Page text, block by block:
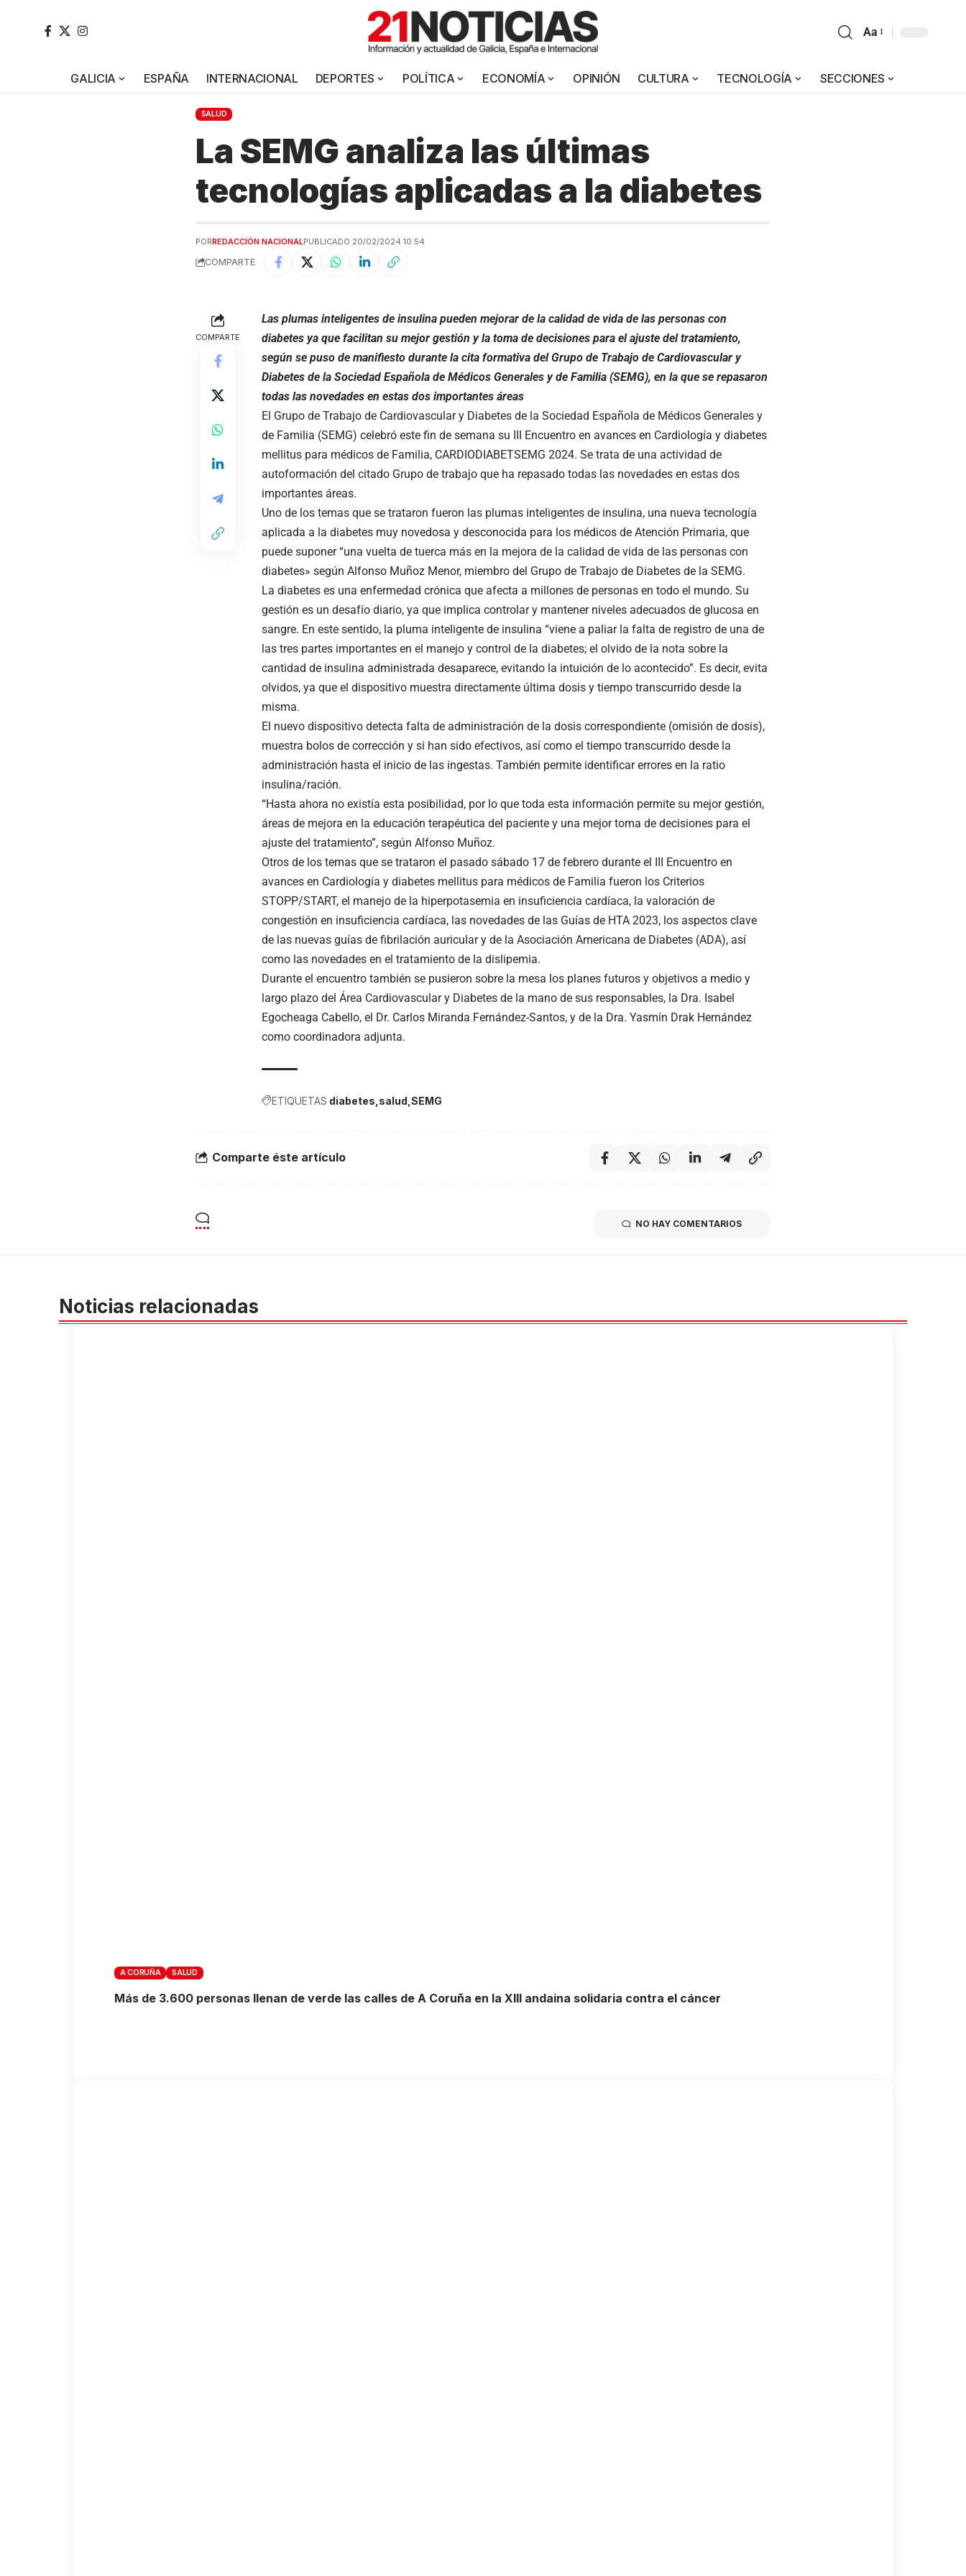
Aa
GALICIA ESPAÑA INTERNACIONAL DEPORTES POLÍTICA ECONOMÍA OPINIÓN CULTURA TECNOLOGÍA SECCIONES
SALUD
La SEMG analiza las últimas
tecnologías aplicadas a la diabetes
PORREDACCIÓN NACIONALPUBLICADO 20/02/2024 10:54
COMPARTE
COMPARTE
Las plumas inteligentes de insulina pueden mejorar de la calidad de vida de las personas con
diabetes ya que facilitan su mejor gestión y la toma de decisiones para el ajuste del tratamiento,
según se puso de manifiesto durante la cita formativa del Grupo de Trabajo de Cardiovascular y
Diabetes de la Sociedad Española de Médicos Generales y de Familia (SEMG), en la que se repasaron
todas las novedades en estas dos importantes áreas
El Grupo de Trabajo de Cardiovascular y Diabetes de la Sociedad Española de Médicos Generales y
de Familia (SEMG) celebró este fin de semana su III Encuentro en avances en Cardiología y diabetes
mellitus para médicos de Familia, CARDIODIABETSEMG 2024. Se trata de una actividad de
autoformación del citado Grupo de trabajo que ha repasado todas las novedades en estas dos
importantes áreas.
Uno de los temas que se trataron fueron las plumas inteligentes de insulina, una nueva tecnología
aplicada a la diabetes muy novedosa y desconocida para los médicos de Atención Primaria, que
puede suponer “una vuelta de tuerca más en la mejora de la calidad de vida de las personas con
diabetes» según Alfonso Muñoz Menor, miembro del Grupo de Trabajo de Diabetes de la SEMG.
La diabetes es una enfermedad crónica que afecta a millones de personas en todo el mundo. Su
gestión es un desafío diario, ya que implica controlar y mantener niveles adecuados de glucosa en
sangre. En este sentido, la pluma inteligente de insulina “viene a paliar la falta de registro de una de
las tres partes importantes en el manejo y control de la diabetes; el olvido de la nota sobre la
cantidad de insulina administrada desaparece, evitando la intuición de lo acontecido”. Es decir, evita
olvidos, ya que el dispositivo muestra directamente última dosis y tiempo transcurrido desde la
misma.
El nuevo dispositivo detecta falta de administración de la dosis correspondiente (omisión de dosis),
muestra bolos de corrección y si han sido efectivos, así como el tiempo transcurrido desde la
administración hasta el inicio de las ingestas. También permite identificar errores en la ratio
insulina/ración.
“Hasta ahora no existía esta posibilidad, por lo que toda esta información permite su mejor gestión,
áreas de mejora en la educación terapéutica del paciente y una mejor toma de decisiones para el
ajuste del tratamiento”, según Alfonso Muñoz.
Otros de los temas que se trataron el pasado sábado 17 de febrero durante el III Encuentro en
avances en Cardiología y diabetes mellitus para médicos de Familia fueron los Criterios
STOPP/START, el manejo de la hiperpotasemia en insuficiencia cardíaca, la valoración de
congestión en insuficiencia cardíaca, las novedades de las Guías de HTA 2023, los aspectos clave
de las nuevas guías de fibrilación auricular y de la Asociación Americana de Diabetes (ADA), así
como las novedades en el tratamiento de la dislipemia.
Durante el encuentro también se pusieron sobre la mesa los planes futuros y objetivos a medio y
largo plazo del Área Cardiovascular y Diabetes de la mano de sus responsables, la Dra. Isabel
Egocheaga Cabello, el Dr. Carlos Miranda Fernández-Santos, y de la Dra. Yasmín Drak Hernández
como coordinadora adjunta.
ETIQUETAS diabetes salud SEMG
Comparte éste artículo
NO HAY COMENTARIOS
Noticias relacionadas
A CORUÑA SALUD
Más de 3.600 personas llenan de verde las calles de A Coruña en la XIII andaina solidaria contra el cáncer